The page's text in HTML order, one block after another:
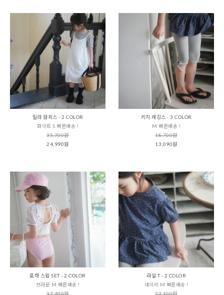
밀라 원피스 - 2 COLOR
화이트 S 빠른배송 !
35,700원
24,990원
키치 레깅스 - 3 COLOR
M 빠른배송 !
18,700원
13,090원
로하 스윔 SET - 2 COLOR
브라운 M 빠른배송 !
37,400원
라일 T - 2 COLOR
네이비 M 빠른배송 !
22,100원